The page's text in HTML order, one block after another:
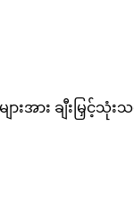
ားအား ချီးမြှင့်